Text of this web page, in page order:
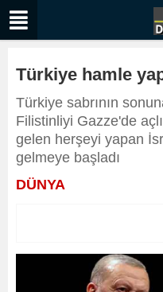
Türkiye hamle
Türkiye sabrının
Filistinliyi Gazze'de
gelen herşeyi yapan
gelmeye başladı
DÜNYA